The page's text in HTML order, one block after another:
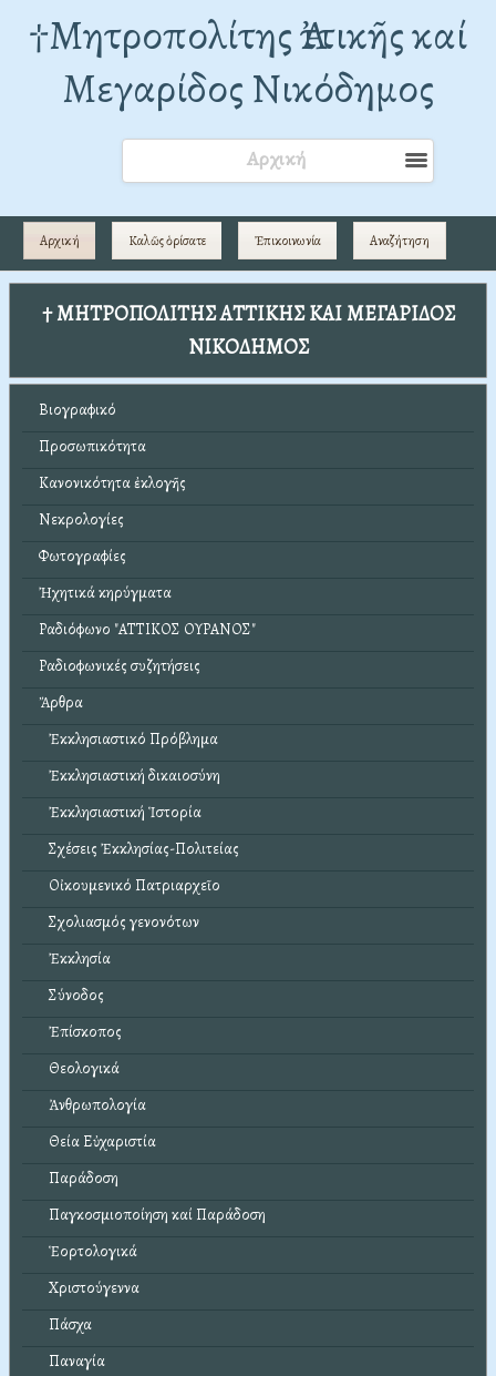
†Mητροπολίτης Ἀττικῆς καί
Μεγαρίδος Νικόδημος
Αρχική
Αρχική Καλῶς ὁρίσατε Ἐπικοινωνία Αναζήτηση
† ΜΗΤΡΟΠΟΛΙΤΗΣ ΑΤΤΙΚΗΣ ΚΑΙ ΜΕΓΑΡΙΔΟΣ
ΝΙΚΟΔΗΜΟΣ
Βιογραφικό
Προσωπικότητα
Κανονικότητα ἐκλογῆς
Νεκρολογίες
Φωτογραφίες
Ἠχητικά κηρύγματα
Ραδιόφωνο "ΑΤΤΙΚΟΣ ΟΥΡΑΝΟΣ"
Ραδιοφωνικές συζητήσεις
Ἄρθρα
Ἐκκλησιαστικό Πρόβλημα
Ἐκκλησιαστική δικαιοσύνη
Ἐκκλησιαστική Ἱστορία
Σχέσεις Ἐκκλησίας-Πολιτείας
Οἰκουμενικό Πατριαρχεῖο
Σχολιασμός γενονότων
Ἐκκλησία
Σύνοδος
Ἐπίσκοπος
Θεολογικά
Ἀνθρωπολογία
Θεία Εὐχαριστία
Παράδοση
Παγκοσμιοποίηση καί Παράδοση
Ἑορτολογικά
Χριστούγεννα
Πάσχα
Παναγία